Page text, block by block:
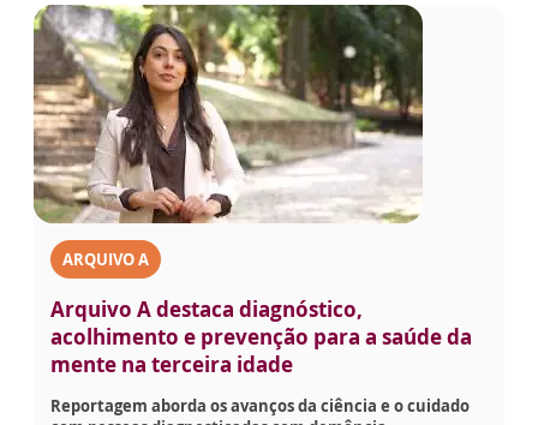
ARQUIVO A
Arquivo A destaca diagnóstico,
acolhimento e prevenção para a saúde da
mente na terceira idade
Reportagem aborda os avanços da ciência e o cuidado